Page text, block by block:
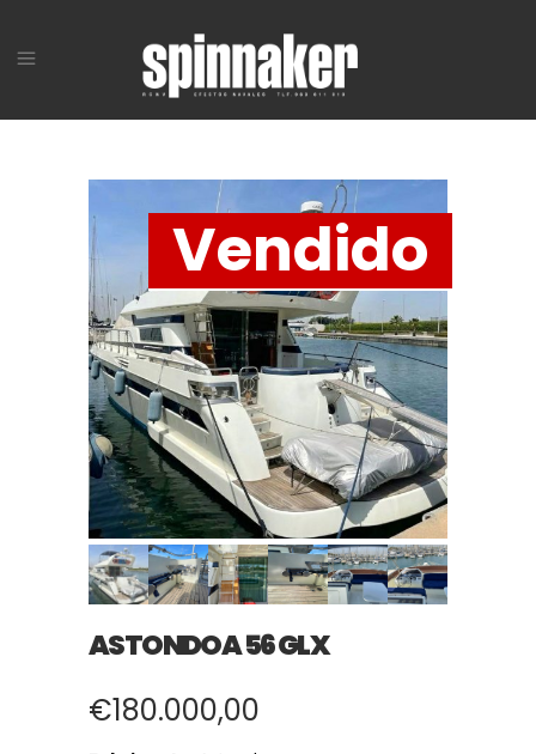
ASTONDOA 56 GLX
€180.000,00
Vendido